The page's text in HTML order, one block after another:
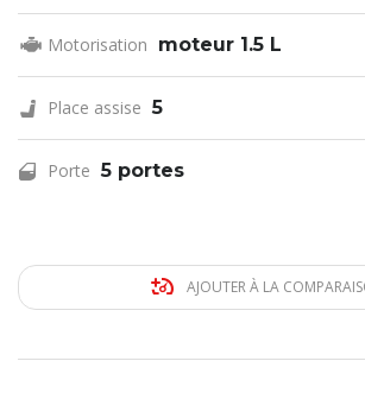
Motorisation moteur 1.5 L
Place assise 5
Porte 5 portes
AJOUTER À LA